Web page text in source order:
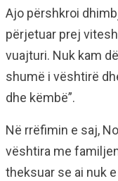
Ajo përshkroi
përjetuar prej
vuajturi. Nuk kam
shumë i vështirë
dhe këmbë”.
Në rrëfimin e saj,
vështira me
theksuar se ai nuk